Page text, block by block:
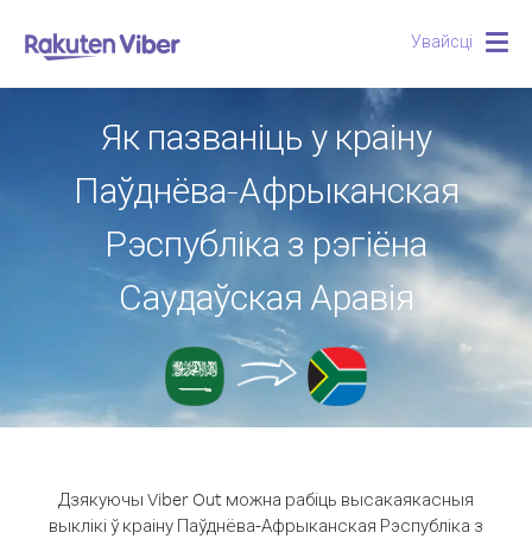
Увайсці
Як пазваніць у краіну
Паўднёва-Афрыканская
Рэспубліка з рэгіёна
Саудаўская Аравія
Дзякуючы Viber Out можна рабіць высакаякасныя
выклікі ў краіну Паўднёва-Афрыканская Рэспубліка з